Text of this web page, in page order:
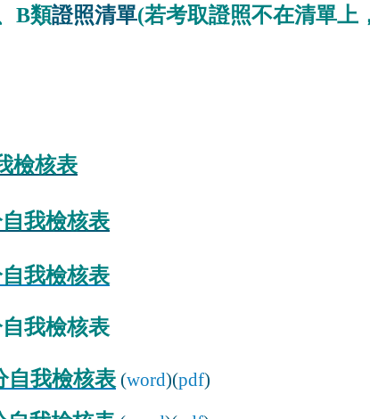
B類證照清單(若考取證照不在清單上
檢核表
我檢核表
我檢核表
我檢核表
自我檢核表 (word)(pdf)